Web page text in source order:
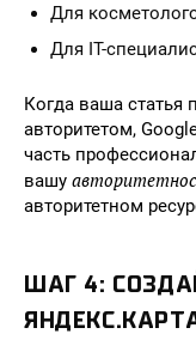
Для
Для IT-
Когда ваша статья
авторитетом,
часть
вашу
авторитетном
ШАГ 4: